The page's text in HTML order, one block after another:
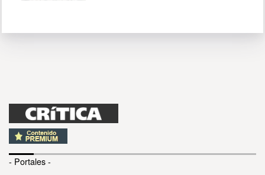
- Portales -